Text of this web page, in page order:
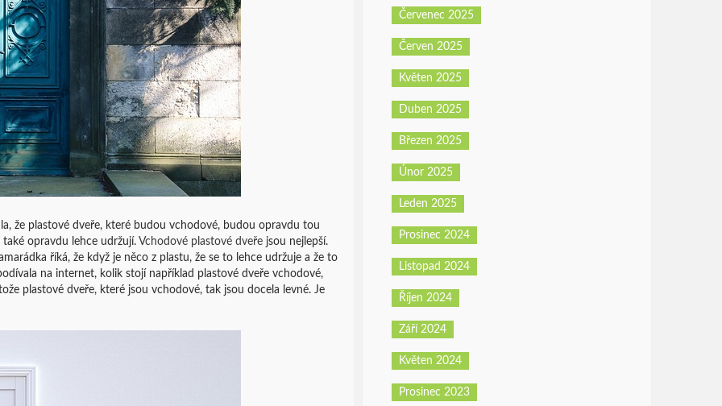
že plastové dveře, které budou vchodové, budou opravdu tou
opravdu lehce udržují. Vchodové plastové dveře jsou nejlepší.
říká, že když je něco z plastu, že se to lehce udržuje a že to
na internet, kolik stojí například plastové dveře vchodové,
plastové dveře, které jsou vchodové, tak jsou docela levné. Je
Červenec 2025
Červen 2025
Květen 2025
Duben 2025
Březen 2025
Únor 2025
Leden 2025
Prosinec 2024
Listopad 2024
Říjen 2024
Září 2024
Květen 2024
Prosinec 2023